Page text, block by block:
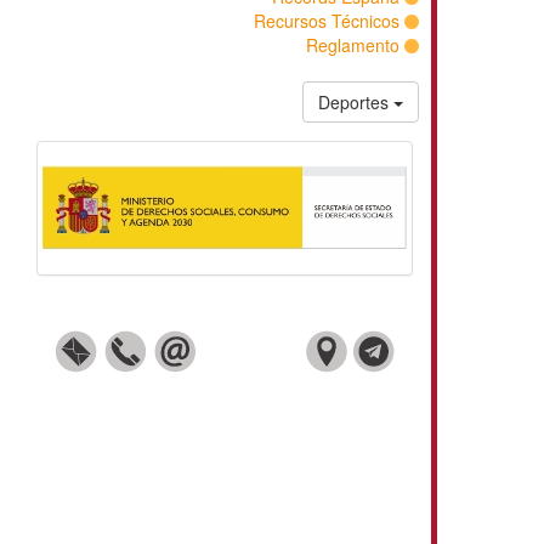
Recursos Técnicos
Reglamento
Deportes